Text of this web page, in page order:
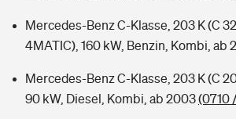
Mercedes-Benz C-Klasse, 203 K (C
4MATIC), 160 kW, Benzin, Kombi, ab
Mercedes-Benz C-Klasse, 203 K (C
90 kW, Diesel, Kombi, ab 2003(0710